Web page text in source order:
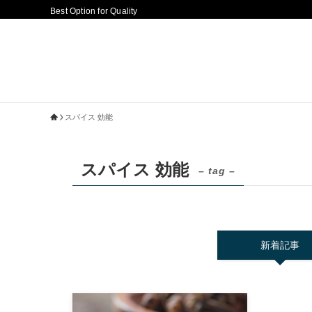
Best Option for Quality
スパイス 効能
スパイス 効能 – tag –
新着記事